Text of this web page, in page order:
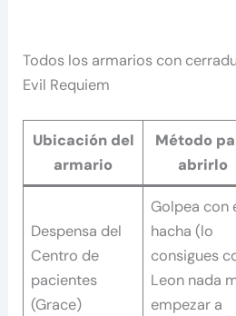
Todos los armarios con
Evil Requiem
Ubicación del
armario
Método
abrirlo
Despensa del
Centro de
pacientes
(Grace)
Golpea con
hacha (lo
consigues
Leon nada
empezar a